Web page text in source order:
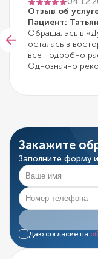
Отзыв об
Пациент:
Обращалась в
осталась в
всё подробно
Однозначно
Закажите
Заполните форму
Даю согласие на